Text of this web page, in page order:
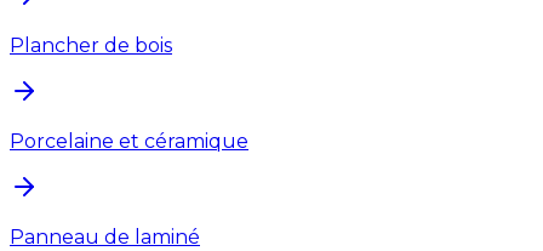
Plancher de bois
Porcelaine et céramique
Panneau de laminé